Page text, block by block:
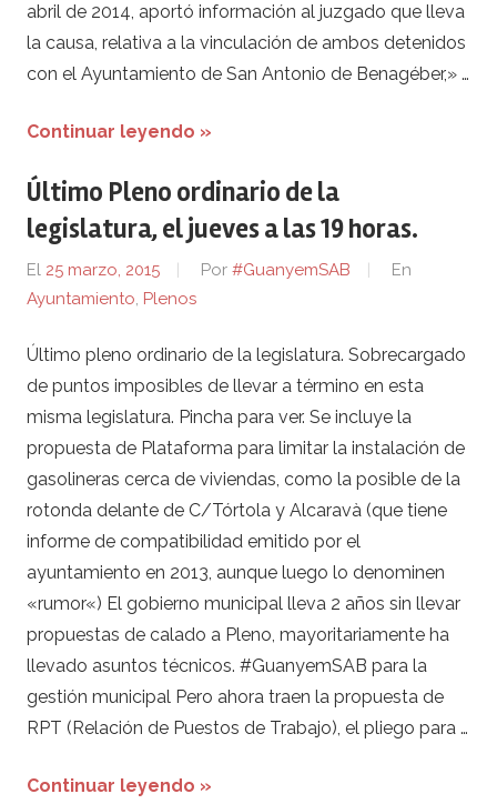
abril de 2014, aportó información al juzgado que lleva
la causa, relativa a la vinculación de ambos detenidos
con el Ayuntamiento de San Antonio de Benagéber,» …
Continuar leyendo »
Último Pleno ordinario de la
legislatura, el jueves a las 19 horas.
El 25 marzo, 2015 Por #GuanyemSAB
En
Ayuntamiento, Plenos
Último pleno ordinario de la legislatura. Sobrecargado
de puntos imposibles de llevar a término en esta
misma legislatura. Pincha para ver. Se incluye la
propuesta de Plataforma para limitar la instalación de
gasolineras cerca de viviendas, como la posible de la
rotonda delante de C/Tórtola y Alcaravà (que tiene
informe de compatibilidad emitido por el
ayuntamiento en 2013, aunque luego lo denominen
«rumor«) El gobierno municipal lleva 2 años sin llevar
propuestas de calado a Pleno, mayoritariamente ha
llevado asuntos técnicos. #GuanyemSAB para la
gestión municipal Pero ahora traen la propuesta de
RPT (Relación de Puestos de Trabajo), el pliego para …
Continuar leyendo »